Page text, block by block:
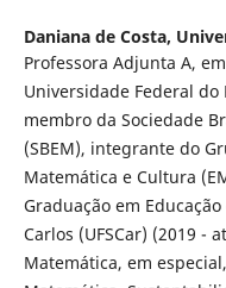
Daniana de Costa,
Professora Adjunta A,
Universidade Federal do
membro da Sociedade
(SBEM), integrante do
Matemática e Cultura
Graduação em
Carlos (UFSCar) (2019 -
Matemática, em